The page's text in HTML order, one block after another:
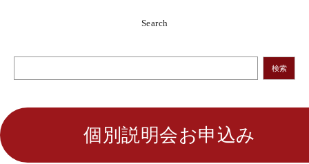
Search
検索
個別説明会お申込み